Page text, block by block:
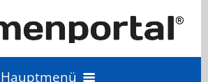
Hauptmenü